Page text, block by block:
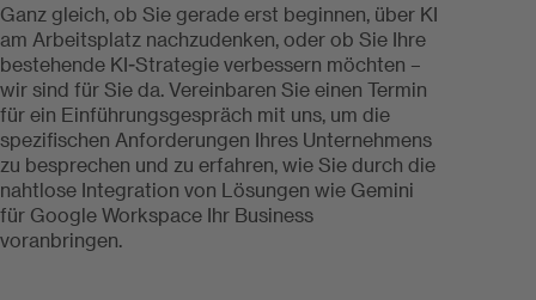
Ganz gleich, ob Sie gerade erst beginnen, über KI
am Arbeitsplatz nachzudenken, oder ob Sie Ihre
bestehende KI-Strategie verbessern möchten –
wir sind für Sie da. Vereinbaren Sie einen Termin
für ein Einführungsgespräch mit uns, um die
spezifischen Anforderungen Ihres Unternehmens
zu besprechen und zu erfahren, wie Sie durch die
nahtlose Integration von Lösungen wie Gemini
für Google Workspace Ihr Business
voranbringen.